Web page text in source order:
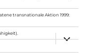
transnationale Aktion 1999:
anzeigen